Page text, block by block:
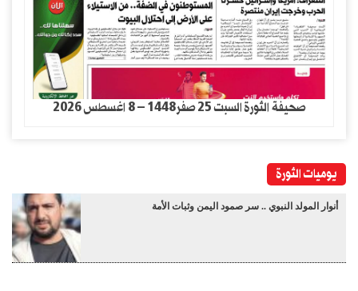
صحيفة الثورة السبت 25 صفر1448 – 8 اغسطس 2026
يوميات الثورة
أنوار المولد النبوي .. سر صمود اليمن وثبات الأمة